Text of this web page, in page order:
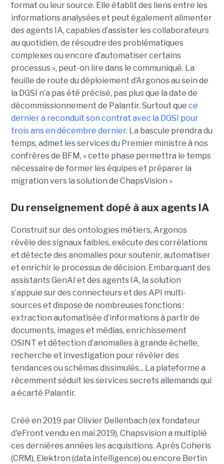
format ou leur source. Elle établit des liens entre les
informations analysées et peut également alimenter
des agents IA, capables d’assister les collaborateurs
au quotidien, de résoudre des problématiques
complexes ou encore d’automatiser certains
processus », peut-on lire dans le communiqué. La
feuille de route du déploiement d’Argonos au sein de
la DGSI n’a pas été précisé, pas plus que la date de
décommissionnement de Palantir. Surtout que ce
dernier a reconduit son contrat avec la DGSI pour
trois ans en décembre dernier. La bascule prendra du
temps, admet les services du Premier ministre à nos
confrères de BFM, « cette phase permettra le temps
nécessaire de former les équipes et préparer la
migration vers la solution de ChapsVision »
Du renseignement dopé à aux agents IA
Construit sur des ontologies métiers, Argonos
révèle des signaux faibles, exécute des corrélations
et détecte des anomalies pour soutenir, automatiser
et enrichir le processus de décision. Embarquant des
assistants GenAI et des agents IA, la solution
s’appuie sur des connecteurs et des API multi-
sources et dispose de nombreuses fonctions :
extraction automatisée d’informations à partir de
documents, images et médias, enrichissement
OSINT et détection d’anomalies à grande échelle,
recherche et investigation pour révéler des
tendances ou schémas dissimulés... La plateforme a
récemment séduit les services secrets allemands qui
a écarté Palantir.
Créé en 2019 par Olivier Dellenbach (ex fondateur
d'eFront vendu en mai 2019), Chapsvision a multiplié
ces dernières années les acquisitions. Après Coheris
(CRM), Elektron (data intelligence) ou encore Bertin